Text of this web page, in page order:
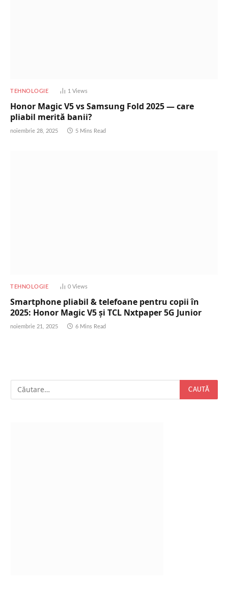
TEHNOLOGIE 1 Views
Honor Magic V5 vs Samsung Fold 2025 — care
pliabil merită banii?
noiembrie 28, 2025 5 Mins Read
TEHNOLOGIE 0 Views
Smartphone pliabil & telefoane pentru copii în
2025: Honor Magic V5 și TCL Nxtpaper 5G Junior
noiembrie 21, 2025 6 Mins Read